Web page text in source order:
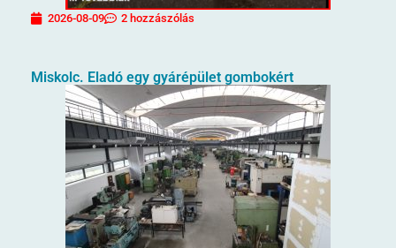
2026-08-09 2 hozzászólás
Miskolc. Eladó egy gyárépület gombokért